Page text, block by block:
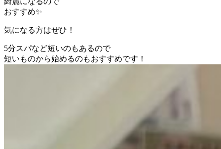
おすすめ✨
気になる方はぜひ！
5分スパなど短いのもあるので
短いものから始めるのもおすすめです！